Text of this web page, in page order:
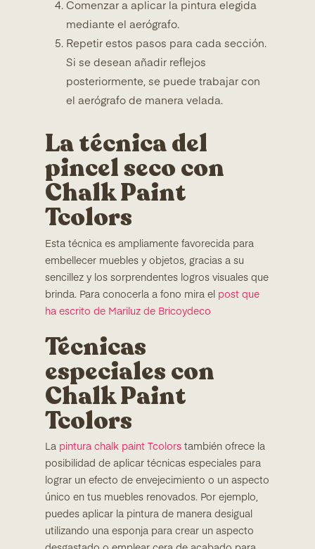
Comenzar a aplicar la pintura elegida
mediante el aerógrafo.
Repetir estos pasos para cada sección.
Si se desean añadir reflejos
posteriormente, se puede trabajar con
el aerógrafo de manera velada.
La técnica del
pincel seco con
Chalk Paint
Tcolors
Esta técnica es ampliamente favorecida para
embellecer muebles y objetos, gracias a su
sencillez y los sorprendentes logros visuales que
brinda. Para conocerla a fono mira el post que
ha escrito de Mariluz de Bricoydeco
Técnicas
especiales con
Chalk Paint
Tcolors
La pintura chalk paint Tcolors también ofrece la
posibilidad de aplicar técnicas especiales para
lograr un efecto de envejecimiento o un aspecto
único en tus muebles renovados. Por ejemplo,
puedes aplicar la pintura de manera desigual
utilizando una esponja para crear un aspecto